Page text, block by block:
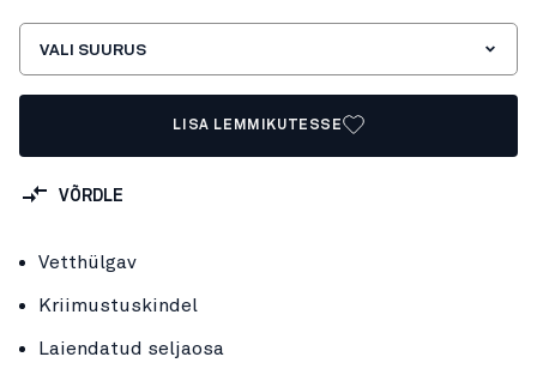
VALI SUURUS
LISA LEMMIKUTESSE
VÕRDLE
Vetthülgav
Kriimustuskindel
Laiendatud seljaosa